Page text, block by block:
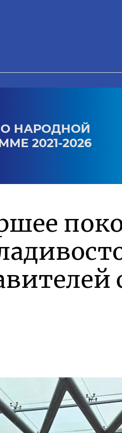
НАРОДНОЙ
2021-2026